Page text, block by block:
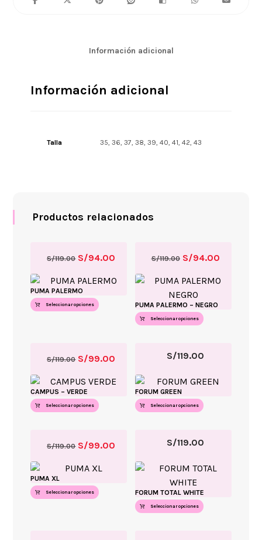
Información adicional
Información adicional
Talla 35, 36, 37, 38, 39, 40, 41, 42, 43
Productos relacionados
PUMA PALERMO
S/119.00 S/94.00
Seleccionar opciones PUMA PALERMO – NEGRO
S/119.00 S/94.00
Seleccionar opciones
CAMPUS – VERDE
S/119.00 S/99.00
Seleccionar opciones
FORUM GREEN
S/119.00
Seleccionar opciones
PUMA XL
S/119.00 S/99.00
Seleccionar opciones FORUM TOTAL WHITE
S/119.00
Seleccionar opciones